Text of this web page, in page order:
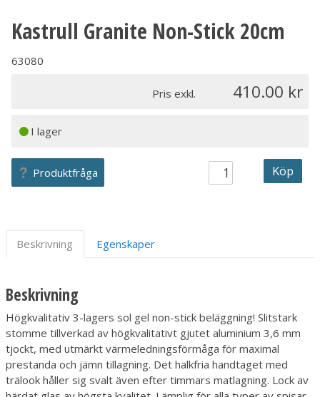
Kastrull Granite Non-Stick 20cm
63080
Pris exkl. 410.00
I lager
Produktfråga Köp
Beskrivning Egenskaper
Beskrivning
Högkvalitativ 3-lagers sol gel non-stick beläggning! Slitstark
stomme tillverkad av högkvalitativt gjutet aluminium 3,6 mm
tjockt, med utmärkt värmeledningsförmåga för maximal
prestanda och jämn tillagning. Det halkfria handtaget med
trälook håller sig svalt även efter timmars matlagning. Lock av